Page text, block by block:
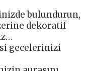
bulundurun,
dekoratif
gecelerinizi